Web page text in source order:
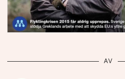
AV